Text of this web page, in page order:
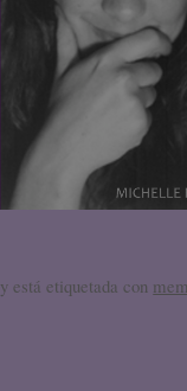
y está etiquetada con